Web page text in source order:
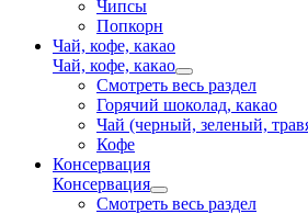
Чипсы
Попкорн
Чай, кофе, какао
Чай, кофе, какао
Смотреть весь раздел
Горячий шоколад, какао
Чай (черный, зеленый,
Кофе
Консервация
Консервация
Смотреть весь раздел